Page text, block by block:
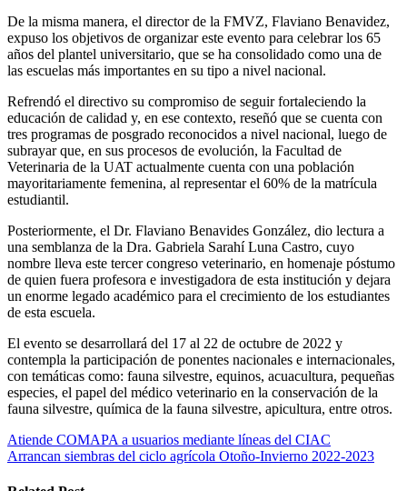
De la misma manera, el director de la FMVZ, Flaviano Benavidez,
expuso los objetivos de organizar este evento para celebrar los 65
años del plantel universitario, que se ha consolidado como una de
las escuelas más importantes en su tipo a nivel nacional.
Refrendó el directivo su compromiso de seguir fortaleciendo la
educación de calidad y, en ese contexto, reseñó que se cuenta con
tres programas de posgrado reconocidos a nivel nacional, luego de
subrayar que, en sus procesos de evolución, la Facultad de
Veterinaria de la UAT actualmente cuenta con una población
mayoritariamente femenina, al representar el 60% de la matrícula
estudiantil.
Posteriormente, el Dr. Flaviano Benavides González, dio lectura a
una semblanza de la Dra. Gabriela Sarahí Luna Castro, cuyo
nombre lleva este tercer congreso veterinario, en homenaje póstumo
de quien fuera profesora e investigadora de esta institución y dejara
un enorme legado académico para el crecimiento de los estudiantes
de esta escuela.
El evento se desarrollará del 17 al 22 de octubre de 2022 y
contempla la participación de ponentes nacionales e internacionales,
con temáticas como: fauna silvestre, equinos, acuacultura, pequeñas
especies, el papel del médico veterinario en la conservación de la
fauna silvestre, química de la fauna silvestre, apicultura, entre otros.
Navegación
de
Atiende COMAPA a usuarios mediante líneas del CIAC
Arrancan siembras del ciclo agrícola Otoño-Invierno 2022-2023